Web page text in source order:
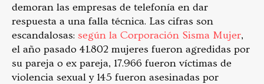
demoran las empresas de telefonía en dar
respuesta a una falla técnica. Las cifras son
escandalosas: según la Corporación Sisma Mujer,
el año pasado 41.802 mujeres fueron agredidas por
su pareja o ex pareja, 17.966 fueron víctimas de
violencia sexual y 145 fueron asesinadas por